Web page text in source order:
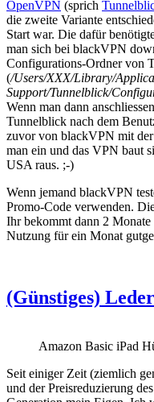
OpenVPN (sprich
die zweite Variante
Start war. Die dafür
man sich bei blackVPN
Configurations-Ordner von
(/Users/XXX/Library/
Support/Tunnelblick/
Wenn man dann
Tunnelblick nach dem
zuvor von blackVPN mit
man ein und das VPN baut
USA raus. ;-)
Wenn jemand blackVPN
Promo-Code verwenden.
Ihr bekommt dann 2
Nutzung für ein Monat
(Günstiges)
Amazon Basic iPad
Seit einiger Zeit (ziemlich
und der Preisreduzierung